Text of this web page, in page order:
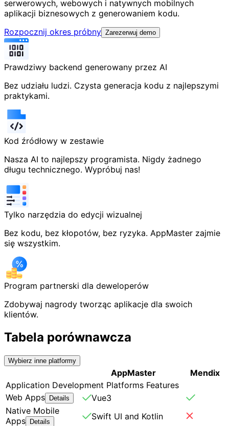
serwerowych, webowych i natywnych mobilnych
aplikacji biznesowych z generowaniem kodu.
Rozpocznij okres próbny Zarezerwuj demo
Prawdziwy backend generowany przez AI
Bez udziału ludzi. Czysta generacja kodu z najlepszymi
praktykami.
Kod źródłowy w zestawie
Nasza AI to najlepszy programista. Nigdy żadnego
długu technicznego. Wypróbuj nas!
Tylko narzędzia do edycji wizualnej
Bez kodu, bez kłopotów, bez ryzyka. AppMaster zajmie
się wszystkim.
Program partnerski dla deweloperów
Zdobywaj nagrody tworząc aplikacje dla swoich
klientów.
Tabela porównawcza
Wybierz inne platformy
AppMaster
Mendix
Application Development Platforms Features
Web Apps Details
Vue3
Native Mobile
Apps Details
Swift UI and Kotlin